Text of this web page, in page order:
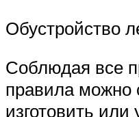
Обустройство
Соблюдая все
правила можно
изготовить или